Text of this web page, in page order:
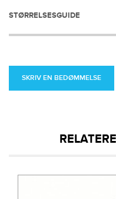
STØRRELSESGUIDE
SKRIV EN BEDØMMELSE